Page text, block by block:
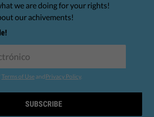
we are doing for your rights!
our achivements!
Terms of Use andPrivacy Policy.
SUBSCRIBE